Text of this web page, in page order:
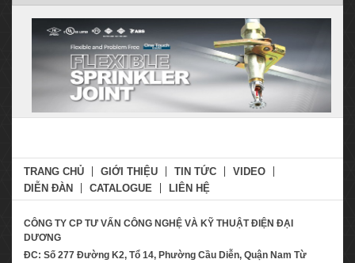
TRANG CHỦ GIỚI THIỆU TIN TỨC
VIDEO
DIỄN ĐÀN
CATALOGUE LIÊN HỆ
CÔNG TY CP TƯ VẤN CÔNG NGHỆ VÀ KỸ THUẬT ĐIỆN ĐẠI
DƯƠNG
ĐC: Số 277 Đường K2, Tổ 14, Phường Cầu Diễn, Quận Nam Từ